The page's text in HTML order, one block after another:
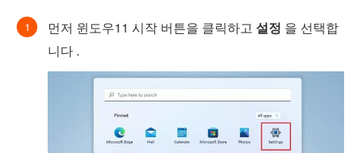
먼저 윈도우11 시작 버튼을 클릭하고 설정 을 선택합
니다 .